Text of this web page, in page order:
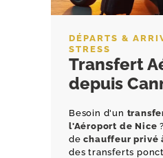
DÉPARTS &
STRESS
Transfert
depuis
Besoin d'un
l'Aéroport de Nice
dechauffeur privé
des transferts